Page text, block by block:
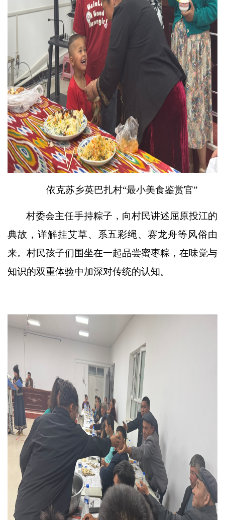
依克苏乡英巴扎村“最小美食鉴赏官”
村委会主任手持粽子，向村民讲述屈原投江的
典故，详解挂艾草、系五彩绳、赛龙舟等风俗由
来。村民孩子们围坐在一起品尝蜜枣粽，在味觉与
知识的双重体验中加深对传统的认知。